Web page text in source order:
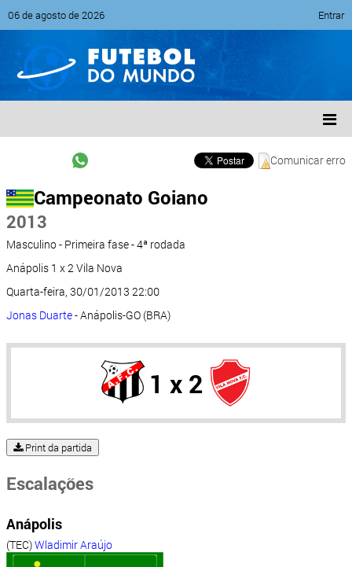
06 de agosto de 2026 Entrar
Comunicar erro
Campeonato Goiano
2013
Masculino - Primeira fase - 4ª rodada
Anápolis 1 x 2 Vila Nova
Quarta-feira, 30/01/2013 22:00
Jonas Duarte- Anápolis-GO (BRA)
1 x 2
Print da partida
Escalações
Anápolis
(TEC)Wladimir Araújo